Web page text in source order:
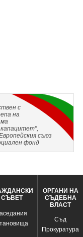
с
на
съюз
фонд
СЪВЕТ
ОРГАНИ НА
СЪДЕБНА
ВЛАСТ
Съд
Прокуратура